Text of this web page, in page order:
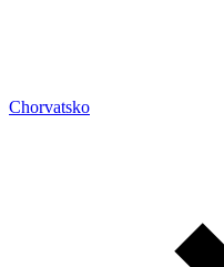
Chorvatsko